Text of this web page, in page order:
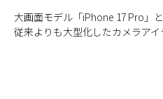
大画面モデル「iPhone 17 Pro」
従来よりも大型化したカメラアイ